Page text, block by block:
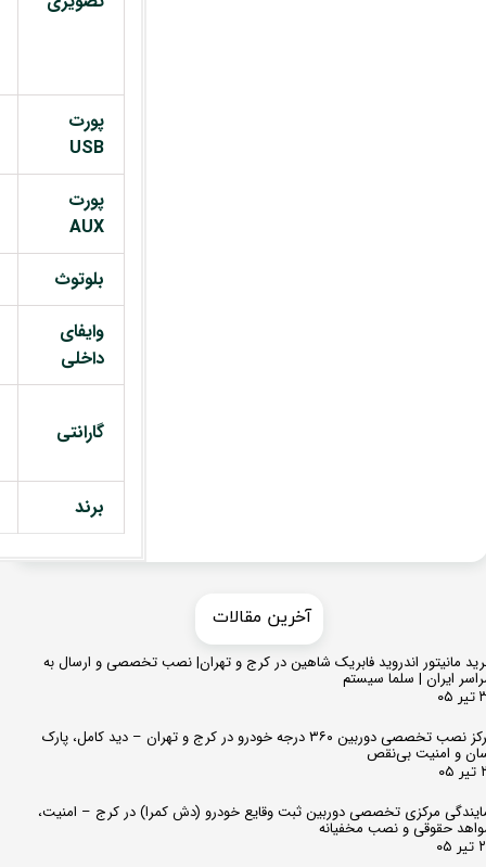
پورت
USB
پورت
AUX
بلوتوث
وایفای
داخلی
گارانتی
برند
مانیتور اندروید فابریک شاهین در کرج و تهران| نصب تخصصی و ارسال به
ایران | سلما سیستم
مرکز نصب تخصصی دوربین ۳۶۰ درجه خودرو در کرج و تهران – دید کامل، پارک
و امنیت بی‌نقص
مرکزی تخصصی دوربین ثبت وقایع خودرو (دش کمرا) در کرج – امنیت،
حقوقی و نصب مخفیانه
​​آخرین مقالات